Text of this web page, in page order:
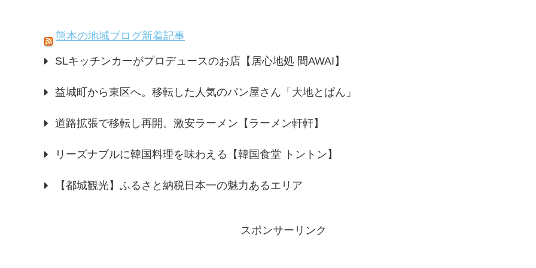
熊本の地域ブログ新着記事
SLキッチンカーがプロデュースのお店【居心地処 間AWAI】
益城町から東区へ。移転した人気のパン屋さん「大地とぱん」
道路拡張で移転し再開。激安ラーメン【ラーメン軒軒】
リーズナブルに韓国料理を味わえる【韓国食堂 トントン】
【都城観光】ふるさと納税日本一の魅力あるエリア
スポンサーリンク